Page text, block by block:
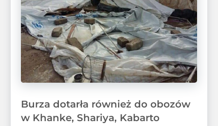
Burza dotarła również do obozów
w Khanke, Shariya, Kabarto